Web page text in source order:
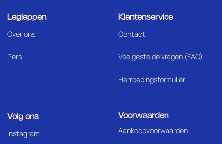
Laglappen
Over ons
Pers
Klantenservice
Contact
Veelgestelde vragen (FAQ)
Herroepingsformulier
Volg ons
Instagram
Voorwaarden
Aankoopvoorwaarden